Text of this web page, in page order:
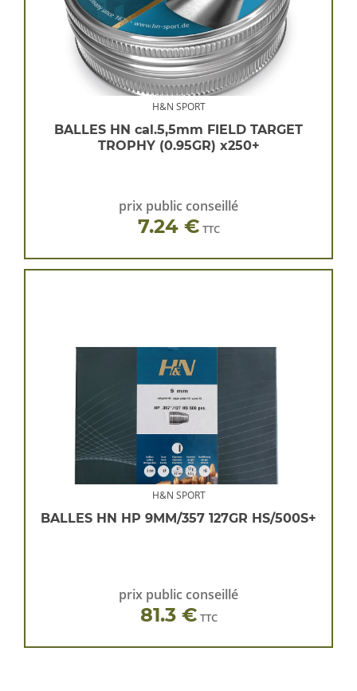
H&N SPORT
BALLES HN cal.5,5mm FIELD TARGET
TROPHY (0.95GR) x250+
prix public conseillé
7.24 € TTC
H&N SPORT
BALLES HN HP 9MM/357 127GR HS/500S+
prix public conseillé
81.3 € TTC